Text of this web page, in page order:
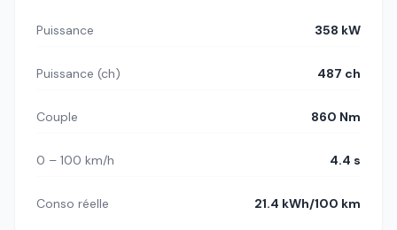
Puissance 358 kW
Puissance (ch) 487 ch
Couple 860 Nm
0 – 100 km/h 4.4 s
Conso réelle 21.4 kWh/100 km